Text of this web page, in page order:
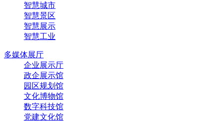
智慧城市
智慧景区
智慧展示
智慧工业
多媒体展厅
企业展示厅
政企展示馆
园区规划馆
文化博物馆
数字科技馆
党建文化馆